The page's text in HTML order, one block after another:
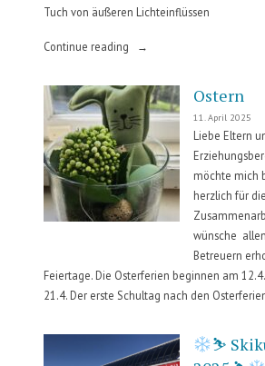
Tuch von äußeren Lichteinflüssen
Continue reading
„Modul
–
Hologramme
&
Daumenkino“
Ostern
11. April 2025
Liebe Eltern
möchte mich
herzlich für
wünsche
Betreuern
Feiertage. Die Osterferien beginnen am
21.4. Der erste Schultag nach den
⛷